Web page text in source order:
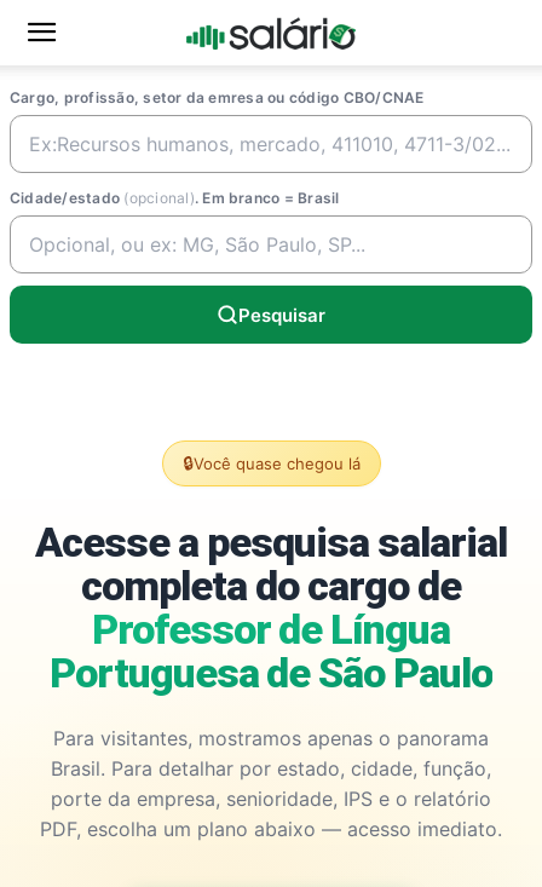
Cargo, profissão, setor da emresa ou código CBO/CNAE
Cidade/estado (opcional). Em branco = Brasil
Pesquisar
🔒Você quase chegou lá
Acesse a pesquisa salarial
completa do cargo de
Professor de Língua
Portuguesa de São Paulo
Para visitantes, mostramos apenas o panorama
Brasil. Para detalhar por estado, cidade, função,
porte da empresa, senioridade, IPS e o relatório
PDF, escolha um plano abaixo — acesso imediato.